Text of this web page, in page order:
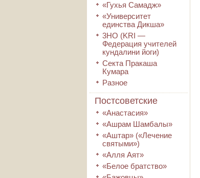
«Гухья Самадж»
«Университет
единства Дикша»
3HO (KRI ―
Федерация учителей
кундалини йоги)
Секта Пракаша
Кумара
Разное
Постсоветские
«Анастасия»
«Ашрам Шамбалы»
«Аштар» («Лечение
святыми»)
«Алля Аят»
«Белое братство»